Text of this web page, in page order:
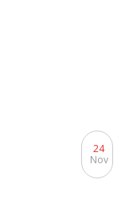
24
Nov